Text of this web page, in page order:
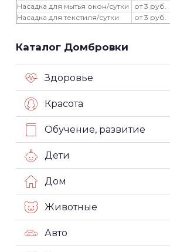
Насадка для мытья окон/сутки
от 3 руб.
Насадка для текстиля/сутки
от 3 руб.
Каталог Домбровки
Здоровье
Красота
Обучение, развитие
Дети
Дом
Животные
Авто